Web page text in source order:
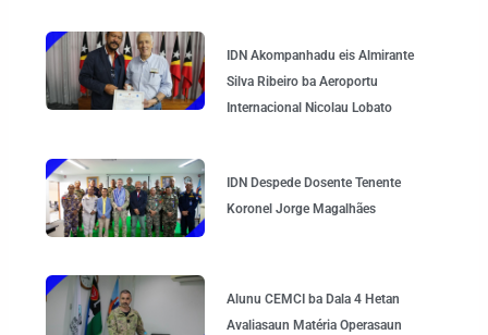
IDN Akompanhadu eis Almirante
Silva Ribeiro ba Aeroportu
Internacional Nicolau Lobato
IDN Despede Dosente Tenente
Koronel Jorge Magalhães
Alunu CEMCI ba Dala 4 Hetan
Avaliasaun Matéria Operasaun